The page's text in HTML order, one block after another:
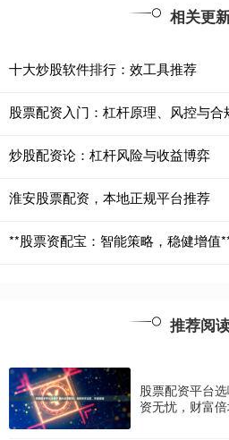
相关更
十大炒股软件排行：效工具推荐
股票配资入门：杠杆原理、风控与合
炒股配资论：杠杆风险与收益博弈
淮安股票配资，本地正规平台推荐
**股票资配宝：智能策略，稳健增值
推荐阅
股票配资平台
资无忧，财富